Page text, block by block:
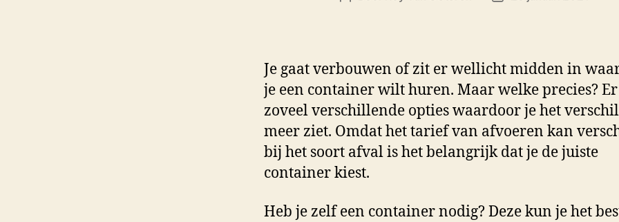
Je gaat verbouwen of zit er wellicht midden in
je een container wilt huren. Maar welke precies?
zoveel verschillende opties waardoor je het
meer ziet. Omdat het tarief van afvoeren kan
bij het soort afval is het belangrijk dat je de juiste
container kiest.
Heb je zelf een container nodig? Deze kun je het